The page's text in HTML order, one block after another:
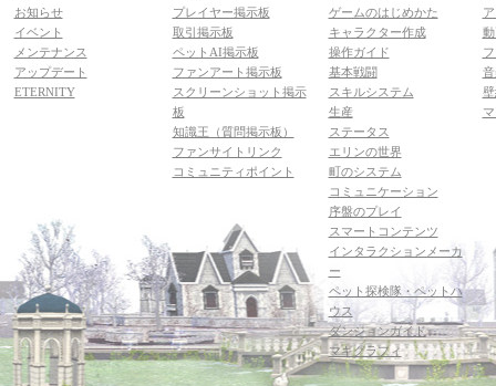
お知らせ
イベント
メンテナンス
アップデート
ETERNITY
プレイヤー掲示板
取引掲示板
ペットAI掲示板
ファンアート掲示板
スクリーンショット掲示
板
知識王（質問掲示板）
ファンサイトリンク
コミュニティポイント
ゲームのはじめかた
キャラクター作成
操作ガイド
基本戦闘
スキルシステム
生産
ステータス
エリンの世界
町のシステム
コミュニケーション
序盤のプレイ
スマートコンテンツ
インタラクションメーカ
ー
ペット探検隊・ペットハ
ウス
ダンジョンガイド
マギグラフィ